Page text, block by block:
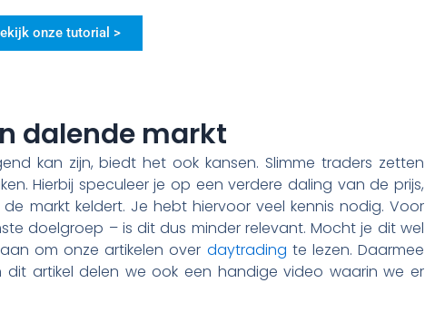
onze tutorial >
dalende markt
kan zijn, biedt het ook kansen. Slimme traders zetten
Hierbij speculeer je op een verdere daling van de prijs,
markt keldert. Je hebt hiervoor veel kennis nodig. Voor
doelgroep – is dit dus minder relevant. Mocht je dit wel
om onze artikelen over daytrading te lezen. Daarmee
dit artikel delen we ook een handige video waarin we er